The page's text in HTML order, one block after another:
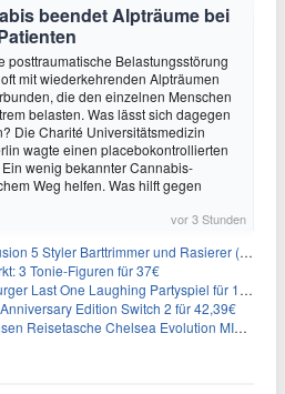
beendet Alpträume bei
posttraumatische Belastungsstörung
mit wiederkehrenden Alpträumen
die den einzelnen Menschen
belasten. Was lässt sich dagegen
Die Charité Universitätsmedizin
wagte einen placebokontrollierten
wenig bekannter Cannabis-
Weg helfen. Was hilft gegen
vor 3 Stunden
5 Styler Barttrimmer und Rasierer (All in One) für 16€
3 Tonie-Figuren für 37€
Last One Laughing Partyspiel für 14,04€
Edition Switch 2 für 42,39€
Reisetasche Chelsea Evolution MID 54L für 29,99€